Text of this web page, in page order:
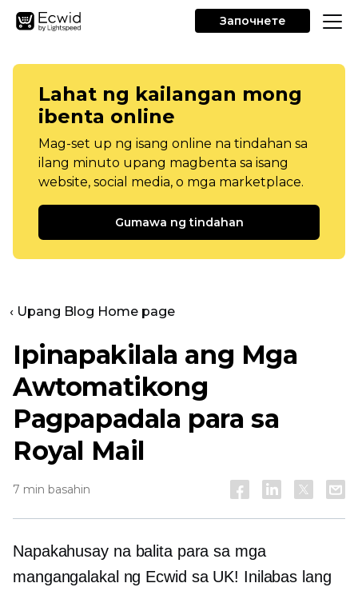
Започнете
Lahat ng kailangan mong
ibenta online
Mag-set up ng isang online na tindahan sa
ilang minuto upang magbenta sa isang
website, social media, o mga marketplace.
Gumawa ng tindahan
‹ Upang Blog Home page
Ipinapakilala ang Mga
Awtomatikong
Pagpapadala para sa
Royal Mail
7 min basahin
Napakahusay na balita para sa mga
mangangalakal ng Ecwid sa UK! Inilabas lang